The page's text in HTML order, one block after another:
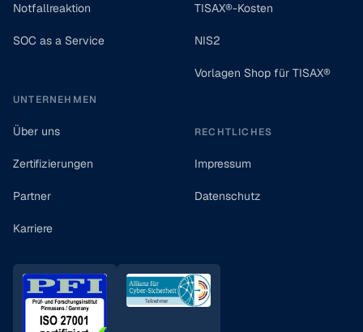
Notfallreaktion
SOC as a Service
UNTERNEHMEN
Über uns
Zertifizierungen
Partner
Karriere
TISAX®-Kosten
NIS2
Vorlagen Shop für TISAX®
RECHTLICHES
Impressum
Datenschutz